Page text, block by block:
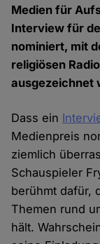
Medien für
Interview für
nominiert, mit
religiösen
ausgezeichnet
Dass ein
Medienpreis
ziemlich
Schauspieler
berühmt dafür,
Themen rund
hält.